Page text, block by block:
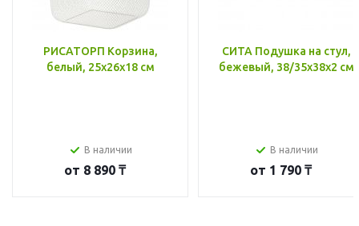
РИСАТОРП Корзина,
белый, 25x26x18 см
В наличии
от 8 890 ₸
СИТА Подушка на стул,
бежевый, 38/35x38x2 см
В наличии
от 1 790 ₸